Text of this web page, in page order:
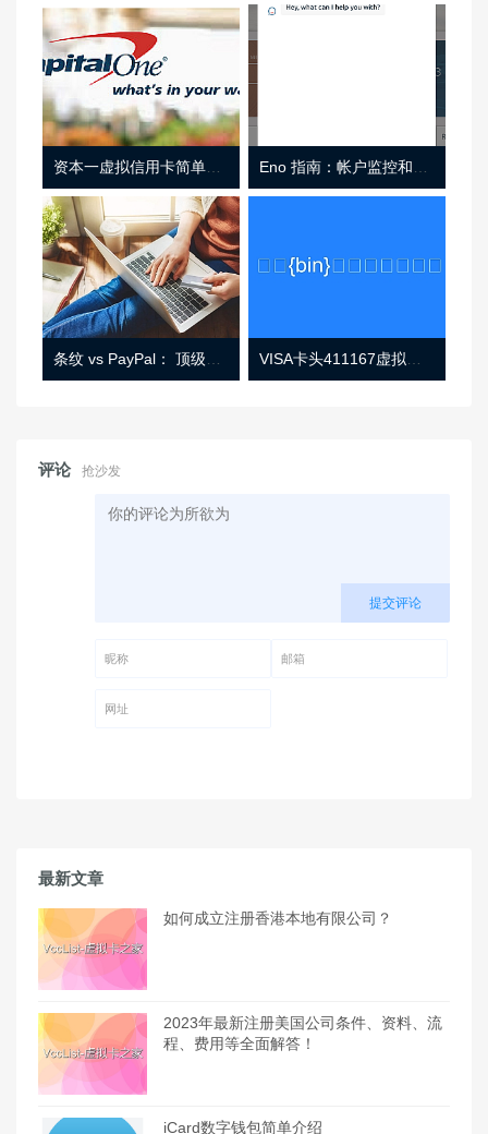
资本一虚拟信用卡简单介绍
条纹 vs PayPal： 顶级功能， 定价 （和更多！ VISA卡头411167虚拟卡基础信息
评论 抢沙发
提交评论
最新文章
如何成立注册香港本地有限公司？
2023年最新注册美国公司条件、资料、流
程、费用等全面解答！
iCard数字钱包简单介绍